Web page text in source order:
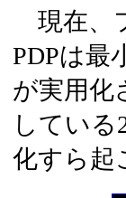
現在、
PDPは最
が実用化
している
化すら起